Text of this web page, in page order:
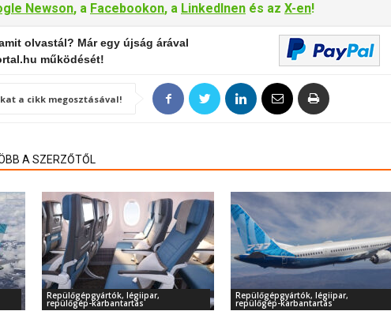
Newson, a Facebookon, a LinkedInen és az X-en!
olvastál? Már egy újság árával
működését!
a cikk megosztásával!
A SZERZŐTŐL
Repülőgépgyártók, légiipar,
repülőgép-karbantartás
Repülőgépgyártók, légiipar,
repülőgép-karbantartás